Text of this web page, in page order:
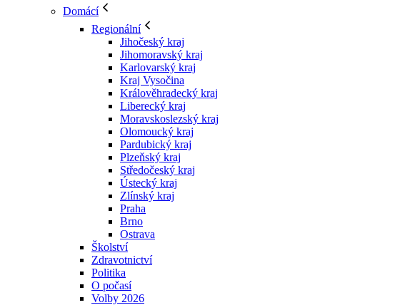
Domácí
Regionální
Jihočeský kraj
Jihomoravský kraj
Karlovarský kraj
Kraj Vysočina
Králověhradecký kraj
Liberecký kraj
Moravskoslezský kraj
Olomoucký kraj
Pardubický kraj
Plzeňský kraj
Středočeský kraj
Ústecký kraj
Zlínský kraj
Praha
Brno
Ostrava
Školství
Zdravotnictví
Politika
O počasí
Volby 2026